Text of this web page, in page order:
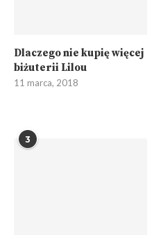
Dlaczego nie kupię więcej
biżuterii Lilou
11 marca, 2018
3